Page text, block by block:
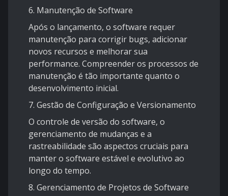
6. Manutenção de Software
Após o lançamento, o software requer
manutenção para corrigir bugs, adicionar
novos recursos e melhorar sua
performance. Compreender os processos de
manutenção é tão importante quanto o
desenvolvimento inicial.
7. Gestão de Configuração e Versionamento
O controle de versão do software, o
gerenciamento de mudanças e a
rastreabilidade são aspectos cruciais para
manter o software estável e evolutivo ao
longo do tempo.
8. Gerenciamento de Projetos de Software